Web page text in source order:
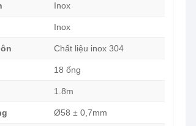
Inox
Inox
Chất liệu inox 304
18 ống
1.8m
Ø58 ± 0,7mm